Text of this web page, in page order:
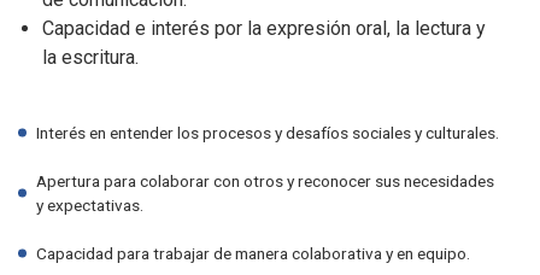
Capacidad e interés por la expresión oral, la lectura y
la escritura.
Interés en entender los procesos y desafíos sociales y culturales.
Apertura para colaborar con otros y reconocer sus necesidades
y expectativas.
Capacidad para trabajar de manera colaborativa y en equipo.